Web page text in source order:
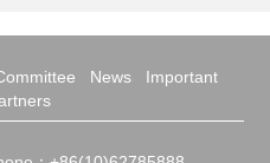
News
Important